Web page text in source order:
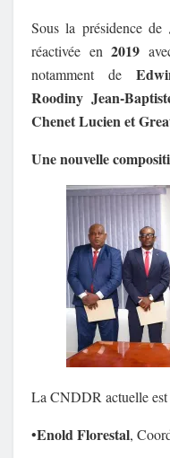
Sous la présidence de
réactivée en2019
notamment de
Roodiny Jean-
Chenet Lucien et
Une nouvelle
La CNDDR actuelle est
•Enold Florestal,